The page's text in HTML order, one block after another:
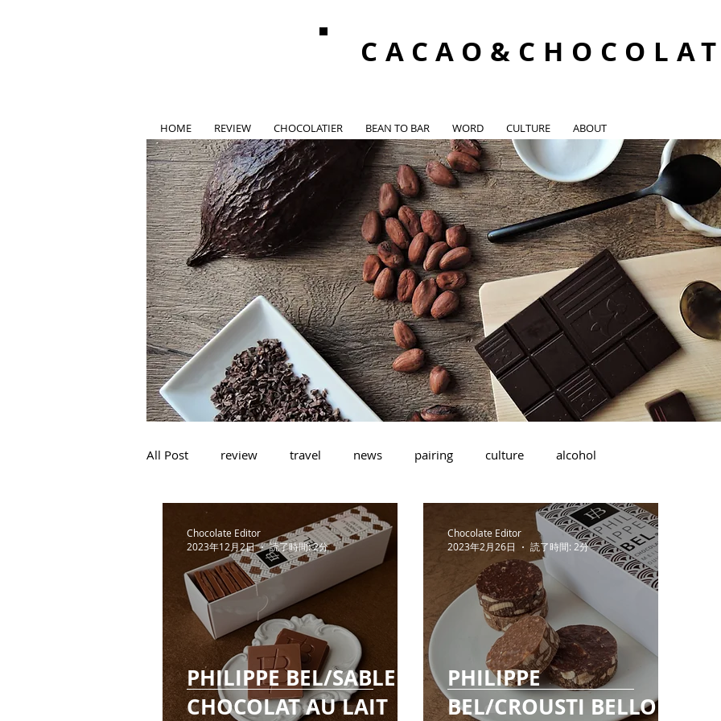
HOME REVIEW CHOCOLATIER BEAN TO BAR WORD CULTURE ABOUT
All Post review travel news pairing culture alcohol
PHILIPPE BEL/SABLE
CHOCOLAT AU LAIT
Chocolate Editor
2023年12月2日
読了時間: 2分
PHILIPPE
BEL/CROUSTI BELLO
Chocolate Editor
2023年2月26日
読了時間: 2分